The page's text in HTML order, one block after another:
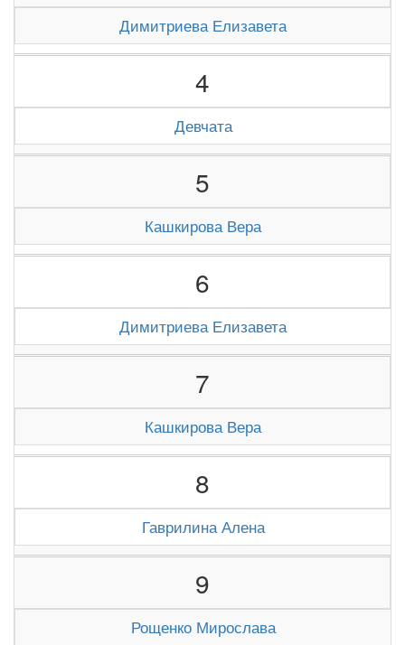
Димитриева Елизавета
4
Девчата
5
Кашкирова Вера
6
Димитриева Елизавета
7
Кашкирова Вера
8
Гаврилина Алена
9
Рощенко Мирослава